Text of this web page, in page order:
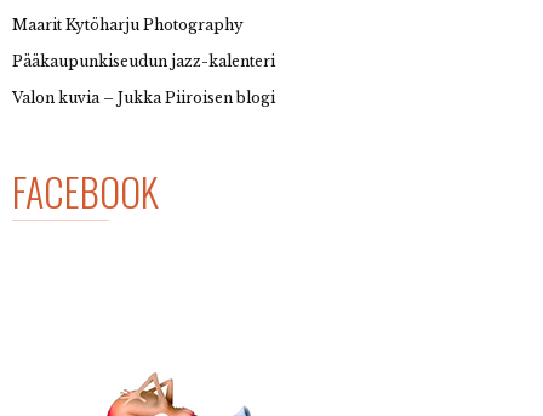
Maarit Kytöharju Photography
Pääkaupunkiseudun jazz-kalenteri
Valon kuvia – Jukka Piiroisen blogi
FACEBOOK